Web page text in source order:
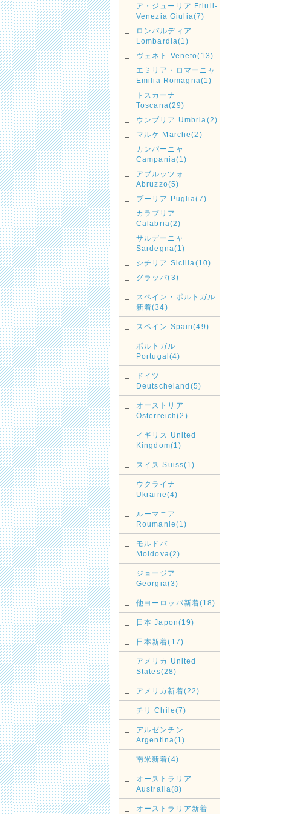
ア・ジューリア Friuli-
Venezia Giulia(7)
ロンバルディア
Lombardia(1)
ヴェネト Veneto(13)
エミリア・ロマーニャ
Emilia Romagna(1)
トスカーナ
Toscana(29)
ウンブリア Umbria(2)
マルケ Marche(2)
カンパーニャ
Campania(1)
アブルッツォ
Abruzzo(5)
プーリア Puglia(7)
カラブリア
Calabria(2)
サルデーニャ
Sardegna(1)
シチリア Sicilia(10)
グラッパ(3)
スペイン・ポルトガル
新着(34)
スペイン Spain(49)
ポルトガル
Portugal(4)
ドイツ
Deutscheland(5)
オーストリア
Österreich(2)
イギリス United
Kingdom(1)
スイス Suiss(1)
ウクライナ
Ukraine(4)
ルーマニア
Roumanie(1)
モルドバ
Moldova(2)
ジョージア
Georgia(3)
他ヨーロッパ新着(18)
日本 Japon(19)
日本新着(17)
アメリカ United
States(28)
アメリカ新着(22)
チリ Chile(7)
アルゼンチン
Argentina(1)
南米新着(4)
オーストラリア
Australia(8)
オーストラリア新着